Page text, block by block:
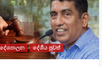
දේශපාලන දේශීය පුවත්